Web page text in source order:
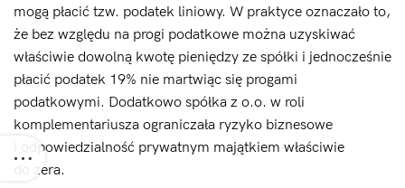
mogą płacić tzw. podatek liniowy. W praktyce oznaczało to,
że bez względu na progi podatkowe można uzyskiwać
właściwie dowolną kwotę pieniędzy ze spółki i jednocześnie
płacić podatek 19% nie martwiąc się progami
podatkowymi. Dodatkowo spółka z o.o. w roli
komplementariusza ograniczała ryzyko biznesowe
i odpowiedzialność prywatnym majątkiem właściwie
do zera.